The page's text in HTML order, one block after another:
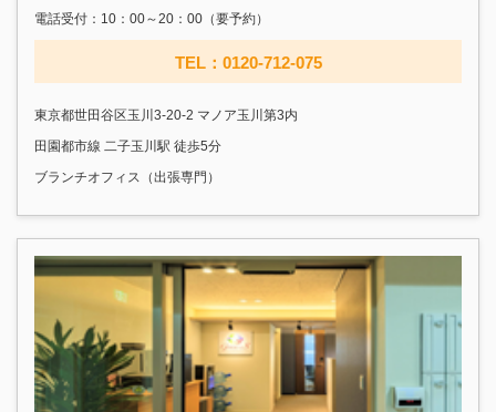
電話受付：10：00～20：00（要予約）
TEL：0120-712-075
東京都世田谷区玉川3-20-2 マノア玉川第3内
田園都市線 二子玉川駅 徒歩5分
ブランチオフィス（出張専門）